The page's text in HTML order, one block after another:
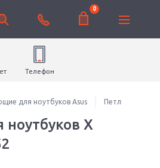
0
Телефон
для ноутбуков Asus Петли для
ноутбуков X